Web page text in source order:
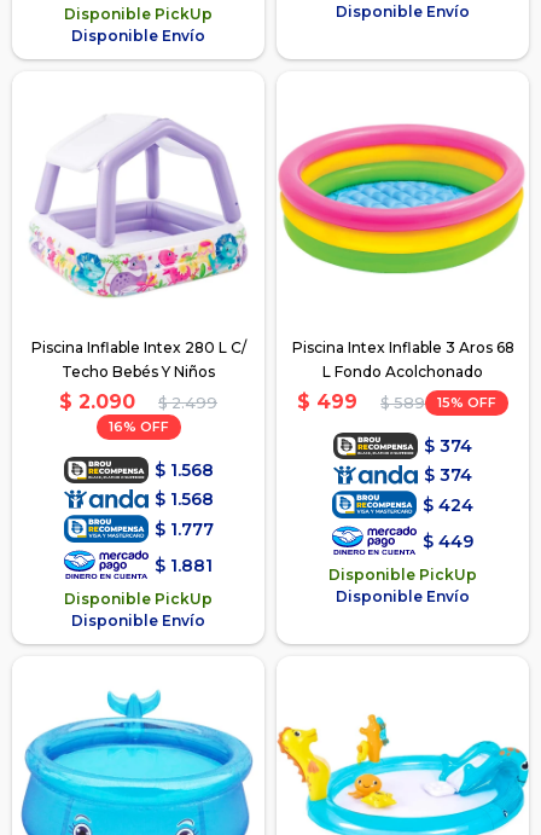
Disponible PickUp
Disponible Envío
Disponible Envío
Piscina Inflable Intex 280 L C/
Techo Bebés Y Niños
$ 2.090 $ 2.499
16
$ 1.568
$ 1.568
$ 1.777
$ 1.881
Disponible PickUp
Disponible Envío
Piscina Intex Inflable 3 Aros 68
L Fondo Acolchonado
$ 499 $ 589 15
$ 374
$ 374
$ 424
$ 449
Disponible PickUp
Disponible Envío